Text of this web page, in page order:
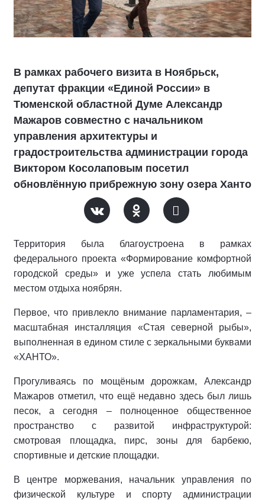
В рамках рабочего визита в Ноябрьск,
депутат фракции «Единой России» в
Тюменской областной Думе Александр
Мажаров совместно с начальником
управления архитектуры и
градостроительства администрации города
Виктором Косолаповым посетил
обновлённую прибрежную зону озера Ханто
Территория была благоустроена в рамках
федерального проекта «Формирование комфортной
городской среды» и уже успела стать любимым
местом отдыха ноябрян.
Первое, что привлекло внимание парламентария, –
масштабная инсталляция «Стая северной рыбы»,
выполненная в едином стиле с зеркальными буквами
«ХАНТО».
Прогуливаясь по мощёным дорожкам, Александр
Мажаров отметил, что ещё недавно здесь был лишь
песок, а сегодня – полноценное общественное
пространство с развитой инфраструктурой:
смотровая площадка, пирс, зоны для барбекю,
спортивные и детские площадки.
В центре моржевания, начальник управления по
физической культуре и спорту администрации